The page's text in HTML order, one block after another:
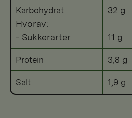
Karbohydrat
Hvorav:
- Sukkerarter
32 g
11 g
Protein 3,8 g
Salt 1,9 g